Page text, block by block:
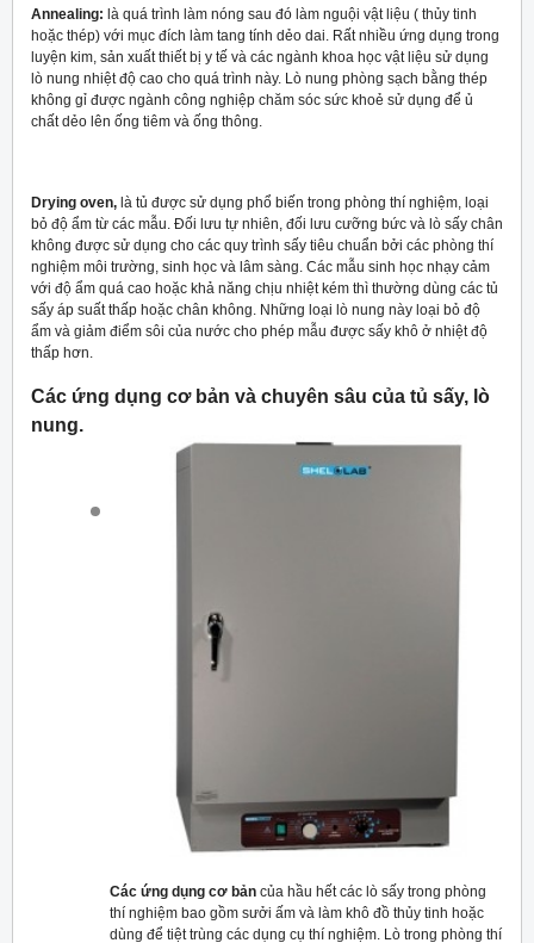
Annealing: là quá trình làm nóng sau đó làm nguội vật liệu ( thủy tinh
hoặc thép) với mục đích làm tang tính dẻo dai. Rất nhiều ứng dụng trong
luyện kim, sản xuất thiết bị y tế và các ngành khoa học vật liệu sử dụng
lò nung nhiệt độ cao cho quá trình này. Lò nung phòng sạch bằng thép
không gỉ được ngành công nghiệp chăm sóc sức khoẻ sử dụng để ủ
chất dẻo lên ống tiêm và ống thông.
Drying oven, là tủ được sử dụng phổ biến trong phòng thí nghiệm, loại
bỏ độ ẩm từ các mẫu. Đối lưu tự nhiên, đối lưu cưỡng bức và lò sấy chân
không được sử dụng cho các quy trình sấy tiêu chuẩn bởi các phòng thí
nghiệm môi trường, sinh học và lâm sàng. Các mẫu sinh học nhạy cảm
với độ ẩm quá cao hoặc khả năng chịu nhiệt kém thì thường dùng các tủ
sấy áp suất thấp hoặc chân không. Những loại lò nung này loại bỏ độ
ẩm và giảm điểm sôi của nước cho phép mẫu được sấy khô ở nhiệt độ
thấp hơn.
Các ứng dụng cơ bản và chuyên sâu của tủ sấy, lò
nung.
Các ứng dụng cơ bản của hầu hết các lò sấy trong phòng
thí nghiệm bao gồm sưởi ấm và làm khô đồ thủy tinh hoặc
dùng để tiệt trùng các dụng cụ thí nghiệm. Lò trong phòng thí